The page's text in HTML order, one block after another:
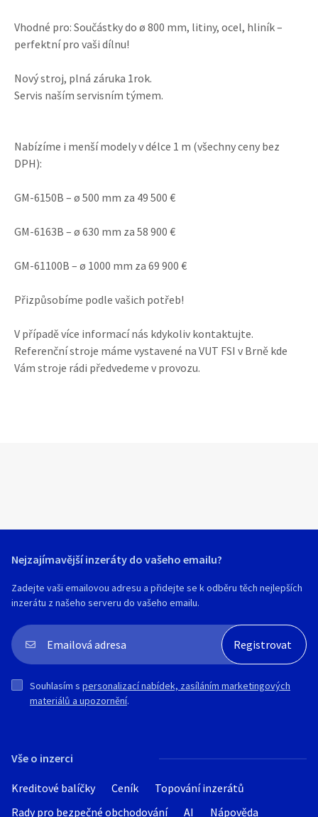
Vhodné pro: Součástky do ø 800 mm, litiny, ocel, hliník –
perfektní pro vaši dílnu!
Nový stroj, plná záruka 1rok.
Servis naším servisním týmem.
Nabízíme i menší modely v délce 1 m (všechny ceny bez
DPH):
GM-6150B – ø 500 mm za 49 500 €
GM-6163B – ø 630 mm za 58 900 €
GM-61100B – ø 1000 mm za 69 900 €
Přizpůsobíme podle vašich potřeb!
V případě více informací nás kdykoliv kontaktujte.
Referenční stroje máme vystavené na VUT FSI v Brně kde
Vám stroje rádi předvedeme v provozu.
Vše o inzerci
Kreditové balíčky Ceník
Topování inzerátů
Rady pro bezpečné obchodování
AI
Nápověda
Nejzajímavější inzeráty do vašeho emailu?
Zadejte vaši emailovou adresu a přidejte se k odběru těch nejlepších
inzerátu z našeho serveru do vašeho emailu.
Souhlasím s personalizací nabídek, zasíláním marketingových
materiálů a upozornění.